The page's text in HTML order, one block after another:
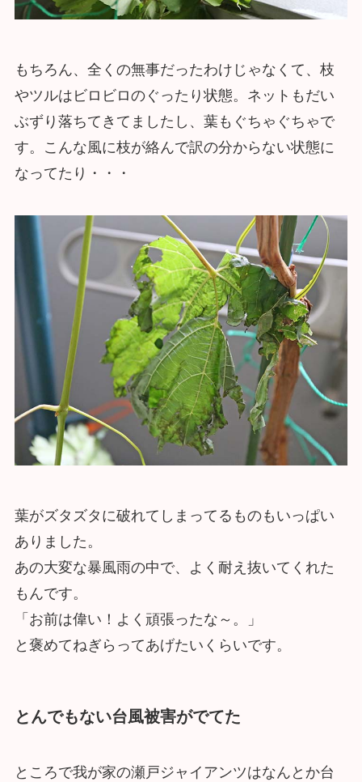
もちろん、全くの無事だったわけじゃなくて、枝
やツルはビロビロのぐったり状態。ネットもだい
ぶずり落ちてきてましたし、葉もぐちゃぐちゃで
す。こんな風に枝が絡んで訳の分からない状態に
なってたり・・・
葉がズタズタに破れてしまってるものもいっぱい
ありました。
あの大変な暴風雨の中で、よく耐え抜いてくれた
もんです。
「お前は偉い！よく頑張ったな～。」
と褒めてねぎらってあげたいくらいです。
とんでもない台風被害がでてた
ところで我が家の瀬戸ジャイアンツはなんとか台